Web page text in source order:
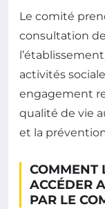
Le comité
consultation
activités
engagement
qualité de vie
et la
COMMENT
ACCÉDER
PAR LE